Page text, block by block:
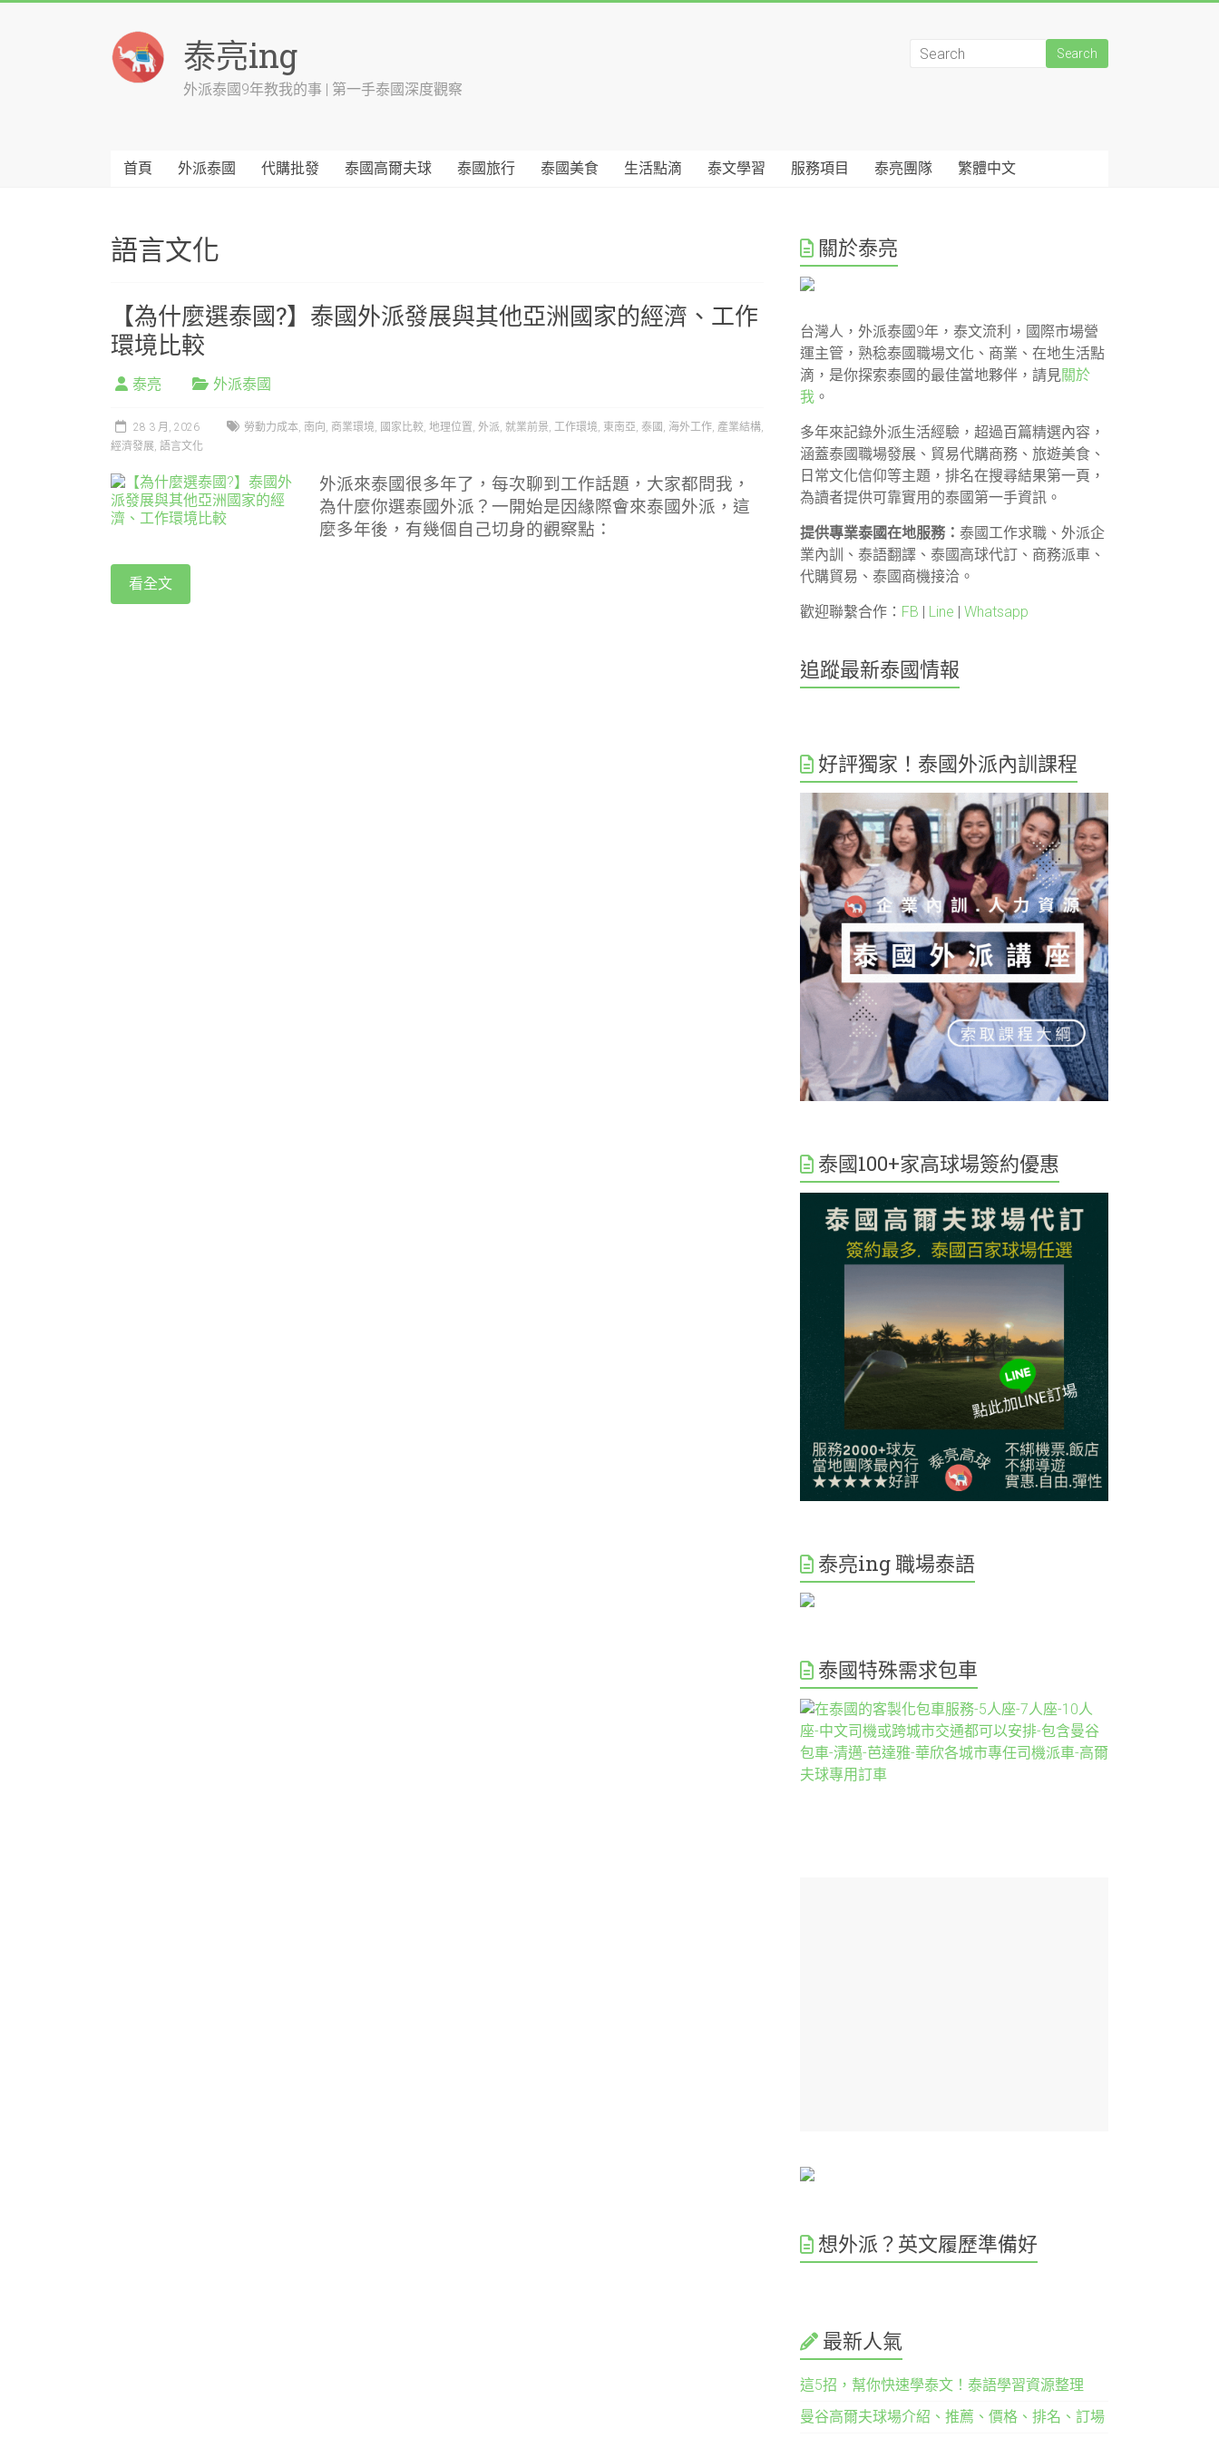
泰亮ing
外派泰國9年教我的事 | 第一手泰國深度觀察
首頁 外派泰國 代購批發 泰國高爾夫球 泰國旅行 泰國美食 生活點滴 泰文學習 服務項目 泰亮團隊 繁體中文
語言文化
【為什麼選泰國?】泰國外派發展與其他亞洲國家的經濟、工作
環境比較
泰亮 外派泰國
28 3 月, 2026 勞動力成本, 南向 , 商業環境, 國家比較, 地理位置, 外派, 就業前景, 工作環境, 東南亞, 泰國 , 海外工作, 產業結構,
經濟發展, 語言文化
外派來泰國很多年了，每次聊到工作話題，大家都問我，
為什麼你選泰國外派？一開始是因緣際會來泰國外派，這
麼多年後，有幾個自己切身的觀察點：
看全文
關於泰亮
台灣人，外派泰國9年，泰文流利，國際市場營
運主管，熟稔泰國職場文化、商業、在地生活點
滴，是你探索泰國的最佳當地夥伴，請見關於
我 。
多年來記錄外派生活經驗，超過百篇精選內容，
涵蓋泰國職場發展、貿易代購商務、旅遊美食、
日常文化信仰等主題，排名在搜尋結果第一頁，
為讀者提供可靠實用的泰國第一手資訊。
提供專業泰國在地服務：泰國工作求職、外派企
業內訓、泰語翻譯、泰國高球代訂、商務派車、
代購貿易、泰國商機接洽。
歡迎聯繫合作： FB | Line |Whatsapp
追蹤最新泰國情報
好評獨家！泰國外派內訓課程
泰國100+家高球場簽約優惠
泰亮ing 職場泰語
泰國特殊需求包車
想外派？英文履歷準備好
最新人氣
這5招，幫你快速學泰文！泰語學習資源整理
曼谷高爾夫球場介紹、推薦、價格、排名、訂場